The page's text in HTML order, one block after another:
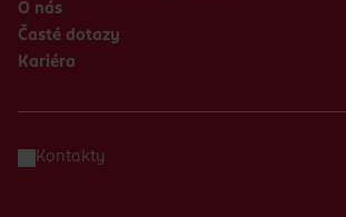
O nás
Časté dotazy
Kariéra
Kontakty